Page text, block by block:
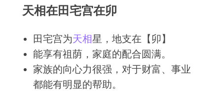
天相在田宅宫在卯
田宅宫为天相星，地支在【卯】
能享有祖荫，家庭的配合圆满。
家族的向心力很强，对于财富、事业
都能有明显的帮助。